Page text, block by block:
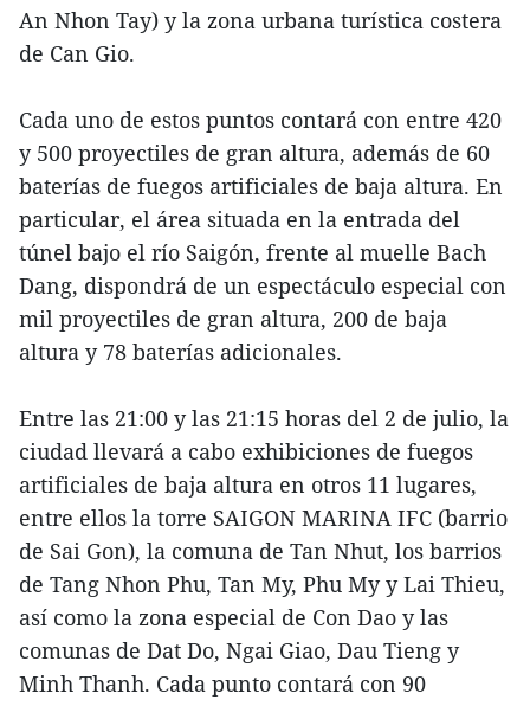
An Nhon Tay) y la zona urbana turística costera
de Can Gio.
Cada uno de estos puntos contará con entre 420
y 500 proyectiles de gran altura, además de 60
baterías de fuegos artificiales de baja altura. En
particular, el área situada en la entrada del
túnel bajo el río Saigón, frente al muelle Bach
Dang, dispondrá de un espectáculo especial con
mil proyectiles de gran altura, 200 de baja
altura y 78 baterías adicionales.
Entre las 21:00 y las 21:15 horas del 2 de julio, la
ciudad llevará a cabo exhibiciones de fuegos
artificiales de baja altura en otros 11 lugares,
entre ellos la torre SAIGON MARINA IFC (barrio
de Sai Gon), la comuna de Tan Nhut, los barrios
de Tang Nhon Phu, Tan My, Phu My y Lai Thieu,
así como la zona especial de Con Dao y las
comunas de Dat Do, Ngai Giao, Dau Tieng y
Minh Thanh. Cada punto contará con 90